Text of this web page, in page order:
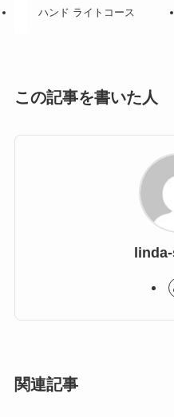
ハンド ライトコース
この記事を書いた人
関連記事